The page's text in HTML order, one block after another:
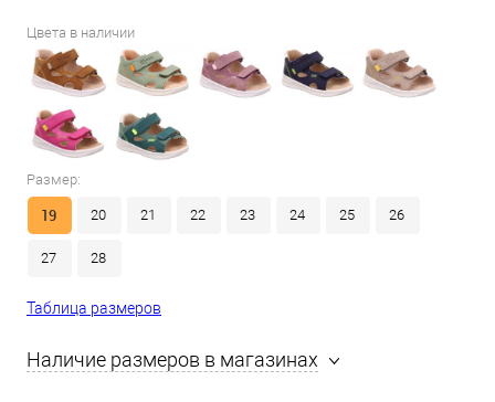
Цвета в наличии
Размер:
19 20 21 22 23 24 25 26
27 28
Таблица размеров
Наличие размеров в магазинах